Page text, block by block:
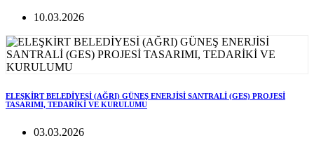
10.03.2026
ELEŞKİRT BELEDİYESİ (AĞRI) GÜNEŞ ENERJİSİ SANTRALİ (GES) PROJESİ
TASARIMI, TEDARİKİ VE KURULUMU
03.03.2026